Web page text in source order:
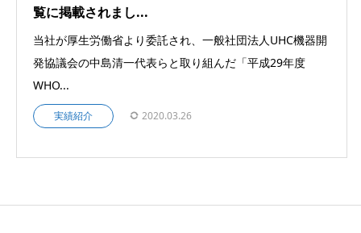
覧に掲載されまし...
当社が厚生労働省より委託され、一般社団法人UHC機器開
発協議会の中島清一代表らと取り組んだ「平成29年度
WHO...
実績紹介 2020.03.26